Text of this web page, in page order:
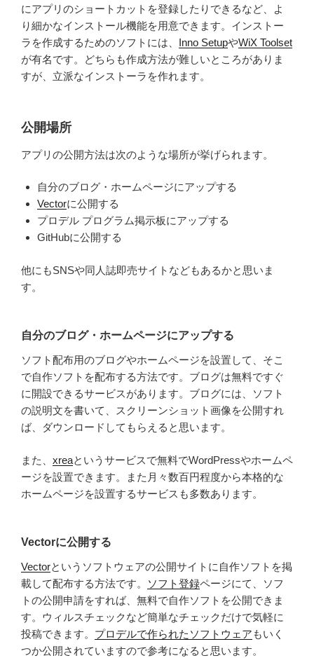
にアプリのショートカットを登録したりできるなど、よ
り細かなインストール機能を用意できます。インストー
ラを作成するためのソフトには、 Inno SetupやWiX Toolset
が有名です。どちらも作成方法が難しいところがありま
すが、立派なインストーラを作れます。
公開場所
アプリの公開方法は次のような場所が挙げられます。
自分のブログ・ホームページにアップする
Vectorに公開する
プロデル プログラム掲示板にアップする
GitHubに公開する
他にもSNSや同人誌即売サイトなどもあるかと思いま
す。
自分のブログ・ホームページにアップする
ソフト配布用のブログやホームページを設置して、そこ
で自作ソフトを配布する方法です。ブログは無料ですぐ
に開設できるサービスがあります。ブログには、ソフト
の説明文を書いて、スクリーンショット画像を公開すれ
ば、ダウンロードしてもらえると思います。
また、 xreaというサービスで無料でWordPressやホームペ
ージを設置できます。また月々数百円程度から本格的な
ホームページを設置するサービスも多数あります。
Vectorに公開する
Vectorというソフトウェアの公開サイトに自作ソフトを掲
載して配布する方法です。
ソフト登録ページにて、ソフ
トの公開申請をすれば、無料で自作ソフトを公開できま
す。ウィルスチェックなど簡単なチェックだけで気軽に
投稿できます。 プロデルで作られたソフトウェア もいく
つか公開されていますので参考になると思います。